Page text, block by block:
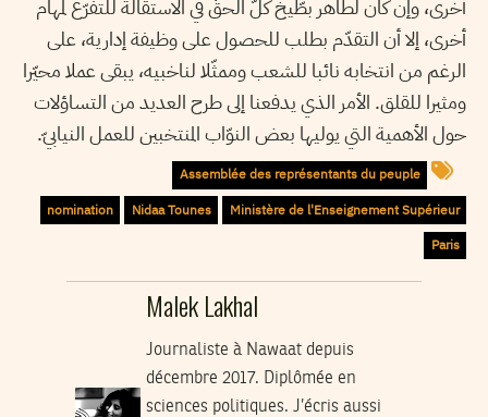
أخرى، وإن كان لطاهر بطّيخ كلّ الحقّ في الاستقالة للتفرّغ لمهام
أخرى، إلا أن التقدّم بطلب للحصول على وظيفة إدارية، على
الرغم من انتخابه نائبا للشعب وممثّلا لناخبيه، يبقى عملا محيّرا
ومثيرا للقلق. الأمر الذي يدفعنا إلى طرح العديد من التساؤلات
حول الأهمية التي يوليها بعض النوّاب المنتخبين للعمل النيابيّ.
Assemblée des représentants du peuple
Ministère de l'Enseignement Supérieur
Nidaa Tounes
nomination
Paris
Malek Lakhal
Journaliste à Nawaat depuis
décembre 2017. Diplômée en
sciences politiques. J’écris aussi